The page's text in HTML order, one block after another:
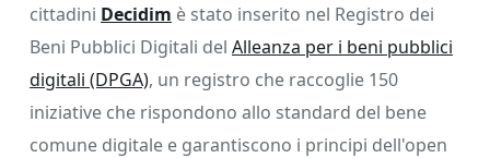
cittadini Decidim è stato inserito nel Registro dei
Beni Pubblici Digitali del Alleanza per i beni pubblici
digitali (DPGA), un registro che raccoglie 150
iniziative che rispondono allo standard del bene
comune digitale e garantiscono i principi dell'open